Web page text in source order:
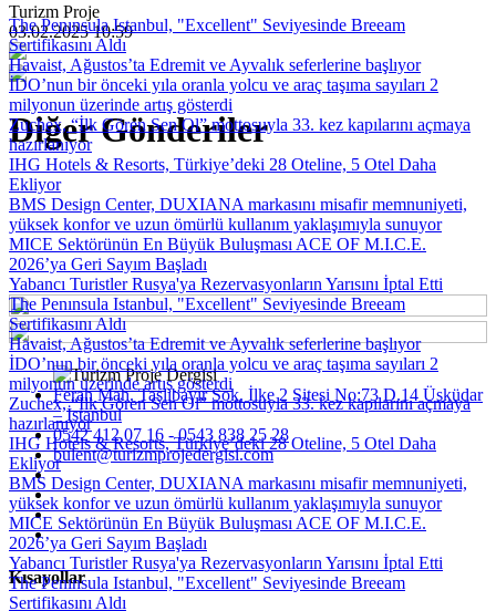
Turizm Proje
03.02.2025 10:59
Diğer Gönderiler
The Penınsula Istanbul, "Excellent" Seviyesinde Breeam
Sertifikasını Aldı
Havaist, Ağustos’ta Edremit ve Ayvalık seferlerine başlıyor
İDO’nun bir önceki yıla oranla yolcu ve araç taşıma sayıları 2
milyonun üzerinde artış gösterdi
Zuchex, “İlk Gören Sen Ol” mottosuyla 33. kez kapılarını açmaya
hazırlanıyor
IHG Hotels & Resorts, Türkiye’deki 28 Oteline, 5 Otel Daha
Ekliyor
BMS Design Center, DUXIANA markasını misafir memnuniyeti,
yüksek konfor ve uzun ömürlü kullanım yaklaşımıyla sunuyor
MICE Sektörünün En Büyük Buluşması ACE OF M.I.C.E.
2026’ya Geri Sayım Başladı
Yabancı Turistler Rusya'ya Rezervasyonların Yarısını İptal Etti
The Penınsula Istanbul, "Excellent" Seviyesinde Breeam
Sertifikasını Aldı
Havaist, Ağustos’ta Edremit ve Ayvalık seferlerine başlıyor
İDO’nun bir önceki yıla oranla yolcu ve araç taşıma sayıları 2
milyonun üzerinde artış gösterdi
Zuchex, “İlk Gören Sen Ol” mottosuyla 33. kez kapılarını açmaya
hazırlanıyor
IHG Hotels & Resorts, Türkiye’deki 28 Oteline, 5 Otel Daha
Ekliyor
BMS Design Center, DUXIANA markasını misafir memnuniyeti,
yüksek konfor ve uzun ömürlü kullanım yaklaşımıyla sunuyor
MICE Sektörünün En Büyük Buluşması ACE OF M.I.C.E.
2026’ya Geri Sayım Başladı
Yabancı Turistler Rusya'ya Rezervasyonların Yarısını İptal Etti
The Penınsula Istanbul, "Excellent" Seviyesinde Breeam
Sertifikasını Aldı
Ferah Mah. Taşlıbayır Sok. İlke 2 Sitesi No:73 D.14 Üsküdar
– İstanbul
0542 412 07 16 - 0543 838 25 28
bulent@turizmprojedergisi.com
Kısayollar